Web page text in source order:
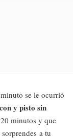
se le ocurrió
y pisto sin
minutos y que
a tu